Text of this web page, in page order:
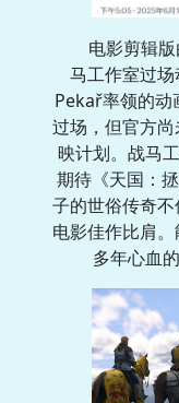
电影剪辑
马工作室过场
Pekař率领的动
过场，但官方
映计划。战马
期待《天国：
子的世俗传奇
电影佳作比肩
多年心血